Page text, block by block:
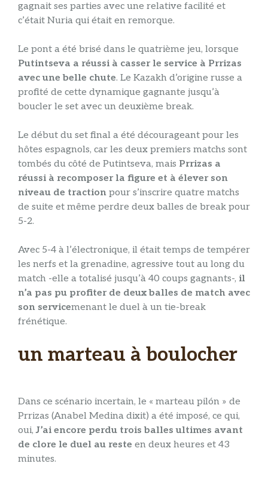
gagnait ses parties avec une relative facilité et
c’était Nuria qui était en remorque.
Le pont a été brisé dans le quatrième jeu, lorsque
Putintseva a réussi à casser le service à Prrizas
avec une belle chute. Le Kazakh d’origine russe a
profité de cette dynamique gagnante jusqu’à
boucler le set avec un deuxième break.
Le début du set final a été décourageant pour les
hôtes espagnols, car les deux premiers matchs sont
tombés du côté de Putintseva, mais Prrizas a
réussi à recomposer la figure et à élever son
niveau de traction pour s’inscrire quatre matchs
de suite et même perdre deux balles de break pour
5-2.
Avec 5-4 à l’électronique, il était temps de tempérer
les nerfs et la grenadine, agressive tout au long du
match -elle a totalisé jusqu’à 40 coups gagnants-, il
n’a pas pu profiter de deux balles de match avec
son servicemenant le duel à un tie-break
frénétique.
un marteau à boulocher
Dans ce scénario incertain, le « marteau pilón » de
Prrizas (Anabel Medina dixit) a été imposé, ce qui,
oui,J’ai encore perdu trois balles ultimes avant
de clore le duel au reste en deux heures et 43
minutes.